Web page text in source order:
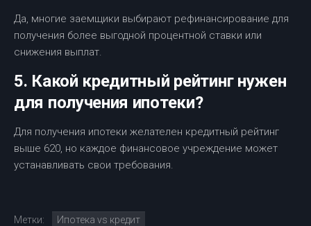
Да, многие заемщики выбирают рефинансирование для
получения более выгодной процентной ставки или
снижения выплат.
5. Какой кредитный рейтинг нужен
для получения ипотеки?
Для получения ипотеки желателен кредитный рейтинг
выше 620, но каждое финансовое учреждение может
устанавливать свои требования.
Метки:
Ипотека vs кредит